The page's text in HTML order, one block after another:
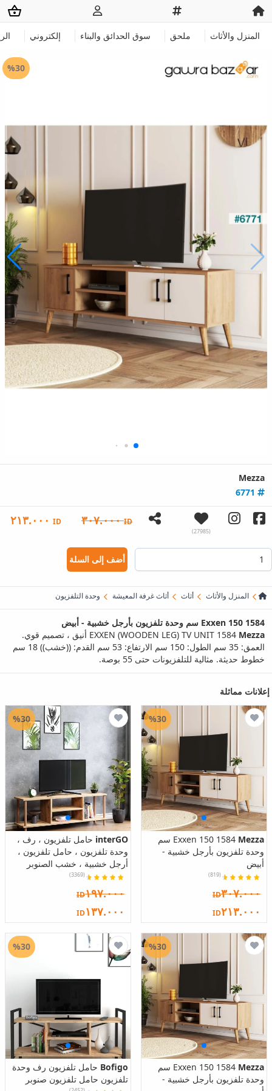
المنزل والأثاث ملحق سوق الحدائق والبناء إلكتروني
%30
Mezza
(27985)
ID٣٠٧.٠٠٠ ID
أضف إلى السلة
المنزل والأثاث أثاث أثاث غرفة المعيشة وحدة التلفزيون
1584 Exxen 150 سم وحدة تلفزيون بأرجل خشبية - أبيض
Mezza
EXXEN (WOODEN LEG) TV UNIT 1584 أنيق ، تصميم قوي.
العمق: 35 سم الطول: 150 سم الارتفاع: 53 سم القدم: ((خشب)) 18 سم
خطوط حديثة. مثالية للتلفزيونات حتى 55 بوصة.
إعلانات مماثلة
Mezza
1584 Exxen 150 سم
وحدة تلفزيون بأرجل خشبية -
أبيض
(819)
ID٣٠٧.٠٠٠
ID٢١٣.٠٠٠
%30
interGO حامل تلفزيون ، رف ،
وحدة تلفزيون ، حامل تلفزيون ،
أرجل خشبية ، خشب الصنوبر
(3369)
ID١٩٧.٠٠٠
ID١٣٧.٠٠٠
%30
Mezza
1584 Exxen 150 سم
وحدة تلفزيون بأرجل خشبية -
%30
Bofigo حامل تلفزيون رف وحدة
تلفزيون حامل تلفزيون صنوبر
%30